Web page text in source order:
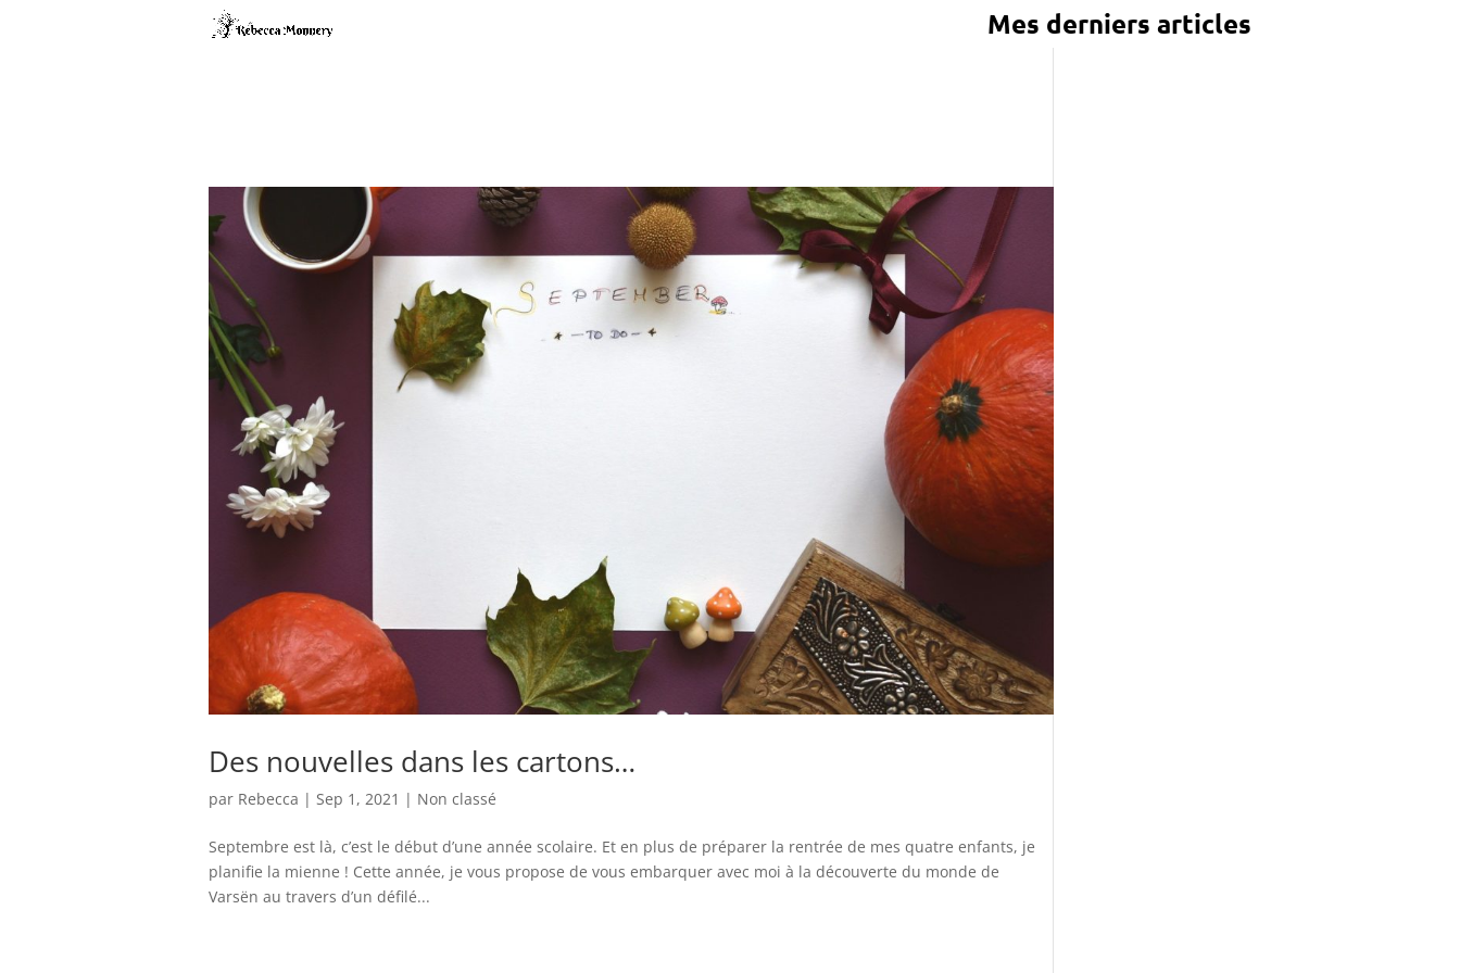
Mes derniers articles
Des nouvelles dans les cartons…
par Rebecca | Sep 1, 2021 | Non classé
Septembre est là, c’est le début d’une année scolaire. Et en plus de préparer la rentrée de mes quatre enfants, je
planifie la mienne ! Cette année, je vous propose de vous embarquer avec moi à la découverte du monde de
Varsën au travers d’un défilé...